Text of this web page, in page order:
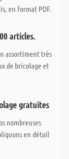
en format PDF.
articles.
assortiment très
de bricolage et
gratuites
nombreuses
en détail